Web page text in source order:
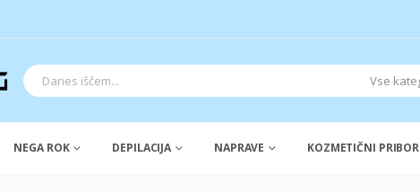
NEGA ROK DEPILACIJA NAPRAVE KOZMETIČNI PRIBOR